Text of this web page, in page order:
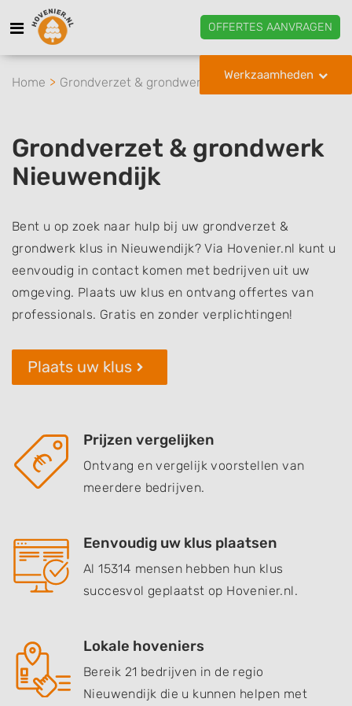
OFFERTES AANVRAGEN
Werkzaamheden
Home Grondverzet & grondwerk Nieuwendijk
Grondverzet & grondwerk
Nieuwendijk
Bent u op zoek naar hulp bij uw grondverzet &
grondwerk klus in Nieuwendijk? Via Hovenier.nl kunt u
eenvoudig in contact komen met bedrijven uit uw
omgeving. Plaats uw klus en ontvang offertes van
professionals. Gratis en zonder verplichtingen!
Plaats uw klus
Prijzen vergelijken
Ontvang en vergelijk voorstellen van
meerdere bedrijven.
Eenvoudig uw klus plaatsen
Al 15314 mensen hebben hun klus
succesvol geplaatst op Hovenier.nl.
Lokale hoveniers
Bereik 21 bedrijven in de regio
Nieuwendijk die u kunnen helpen met